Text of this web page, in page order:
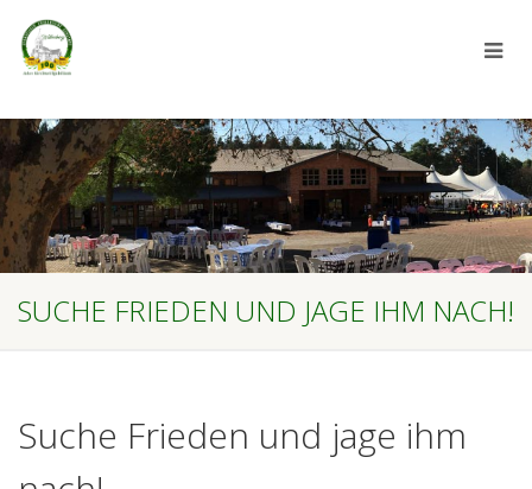
SUCHE FRIEDEN UND JAGE IHM NACH!
Suche Frieden und jage ihm